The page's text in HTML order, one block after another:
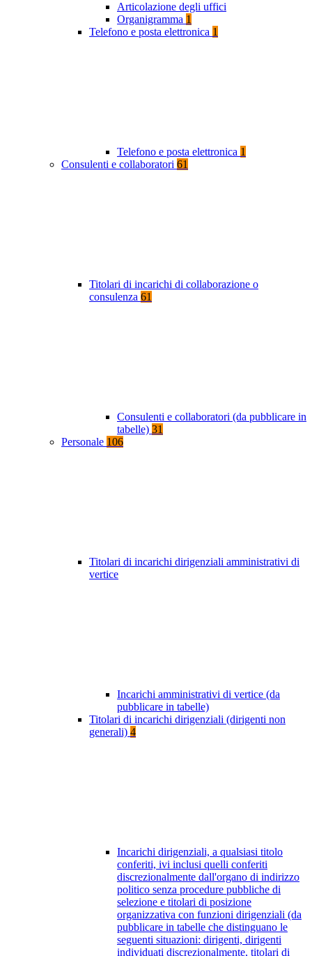
Articolazione degli uffici
Organigramma 1
Telefono e posta elettronica 1
Telefono e posta elettronica 1
Consulenti e collaboratori 61
Titolari di incarichi di collaborazione o
consulenza 61
Consulenti e collaboratori (da pubblicare in
tabelle) 31
Personale 106
Titolari di incarichi dirigenziali amministrativi di
vertice
Incarichi amministrativi di vertice (da
pubblicare in tabelle)
Titolari di incarichi dirigenziali (dirigenti non
generali) 4
Incarichi dirigenziali, a qualsiasi titolo
conferiti, ivi inclusi quelli conferiti
discrezionalmente dall'organo di indirizzo
politico senza procedure pubbliche di
selezione e titolari di posizione
organizzativa con funzioni dirigenziali (da
pubblicare in tabelle che distinguano le
seguenti situazioni: dirigenti, dirigenti
individuati discrezionalmente, titolari di